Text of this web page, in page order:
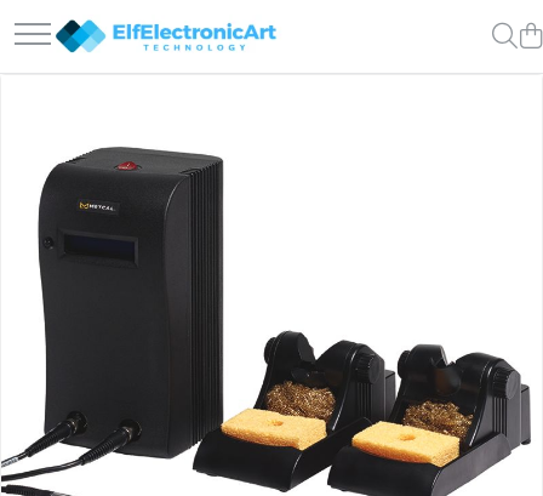
Toate Produsele
Instrumente de masura si control
Clesti Ampermetrici
Multimetre Digitale
Scule Atelier
Surse de alimentare
Testere
Osciloscoape
Accesorii